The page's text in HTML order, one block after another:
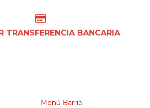
TRANSFERENCIA BANCARIA
Menú Barrio